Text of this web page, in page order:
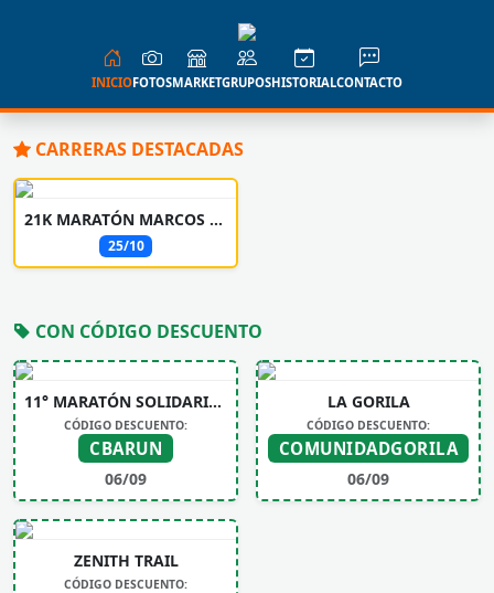
INICIOFOTOSMARKETGRUPOSHISTORIALCONTACTO
CARRERAS DESTACADAS
21K MARATÓN MARCOS JUÁREZ
25/10
CON CÓDIGO DESCUENTO
11° MARATÓN SOLIDARIA UNIVERSIDAD SIGLO 21
CÓDIGO DESCUENTO:
CBARUN
06/09
LA GORILA
CÓDIGO DESCUENTO:
COMUNIDADGORILA
06/09
ZENITH TRAIL
CÓDIGO DESCUENTO: